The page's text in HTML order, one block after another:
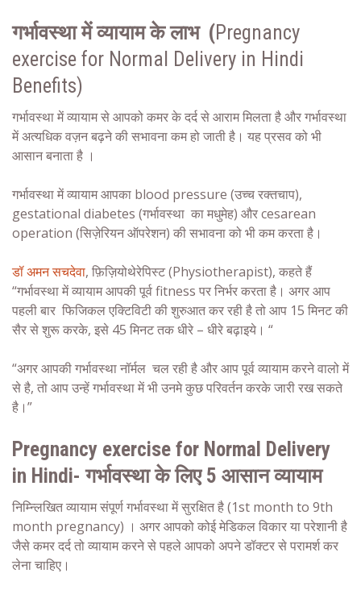
गर्भावस्थामें व्यायाम के लाभ (Pregnancy
exercise for Normal Delivery in Hindi
Benefits)
गर्भावस्था में व्यायाम से आपको कमर के दर्द से आराम मिलताहैऔर गर्भावस्था
में अत्यधिक वज़न बढ़ने की सभावना कम हो जाती है। यह प्रसव को भी
आसान बनाता है ।
गर्भावस्था मेंव्यायाम आपका blood pressure (उच्चरक्तचाप),
gestational diabetes (गर्भावस्था का मधुमेह) और cesarean
operation (सिज़ेरियन ऑपरेशन) की सभावना को भी कम करता है।
डॉ अमन सचदेवा, फ़िज़ियोथेरेपिस्ट (Physiotherapist), कहते हैं
“गर्भावस्थामें व्यायाम आपकी पूर्व fitness पर निर्भर करता है। अगर आप
पहली बार फिजिकल एक्टिविटी की शुरुआत कर रही है तो आप 15 मिनट की
सैर से शुरू करके, इसे 45 मिनट तक धीरे – धीरे बढ़ाइये। “
“अगर आपकीगर्भावस्थानॉर्मल चल रही है और आप पूर्व व्यायाम करने वालो में
से है, तो आप उन्हेंगर्भावस्थामें भी उनमे कुछ परिवर्तन करके जारी रख सकते
है।”
Pregnancy exercise for Normal Delivery
in Hindi- गर्भावस्थाके लिए 5 आसान व्यायाम
निम्‍न्लिखित व्यायाम संपूर्णगर्भावस्थामें सुरक्षित है (1st month to 9th
month pregnancy) । अगर आपको कोई मेडिकल विकार या परेशानी है
जैसे कमर दर्द तो व्यायाम करने से पहले आपको अपने डॉक्टर से परामर्श कर
लेना चाहिए।